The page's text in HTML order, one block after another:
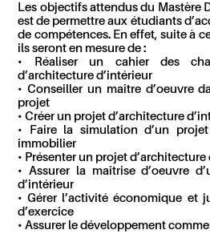
Les objectifs attendus du Mastère
est de permettre aux étudiants
de compétences. En effet, suite à
ils seront en mesure de :
• Réaliser un cahier des
d’architecture d’intérieur
• Conseiller un maître d’oeuvre
projet
• Créer un projet d’architecture
• Faire la simulation d’un
immobilier
• Présenter un projet d’architecture
• Assurer la maîtrise d’oeuvre
d’intérieur
• Gérer l’activité économique et
d’exercice
• Assurer le développement